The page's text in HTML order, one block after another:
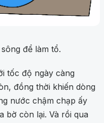
để làm tổ.
tốc độ ngày càng
đồng thời khiến dòng
nước chậm chạp ấy
bờ còn lại. Và rồi qua